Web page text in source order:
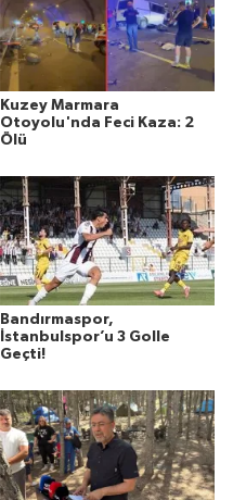
Kuzey Marmara
Otoyolu'nda Feci Kaza: 2
Ölü
Bandırmaspor,
İstanbulspor’u 3 Golle
Geçti!